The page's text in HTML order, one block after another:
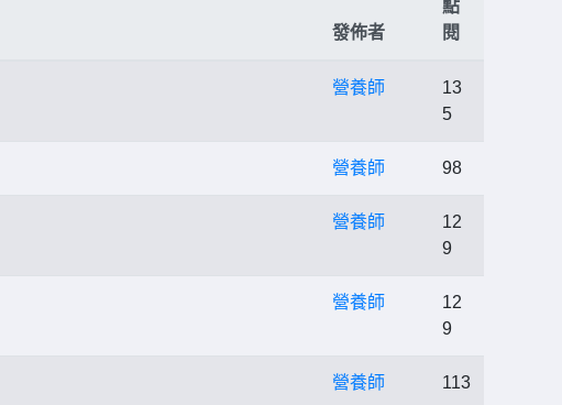
發佈者
點
閱
營養師
13
5
營養師 98
營養師
12
9
營養師
12
9
營養師 113